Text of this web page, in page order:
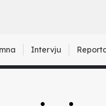
Intervju